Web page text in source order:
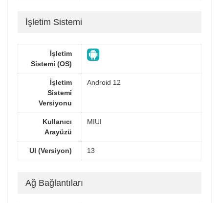
İşletim Sistemi
İşletim
Sistemi (OS)
İşletim
Sistemi
Versiyonu
Android 12
Kullanıcı
Arayüzü
MIUI
UI (Versiyon) 13
Ağ Bağlantıları